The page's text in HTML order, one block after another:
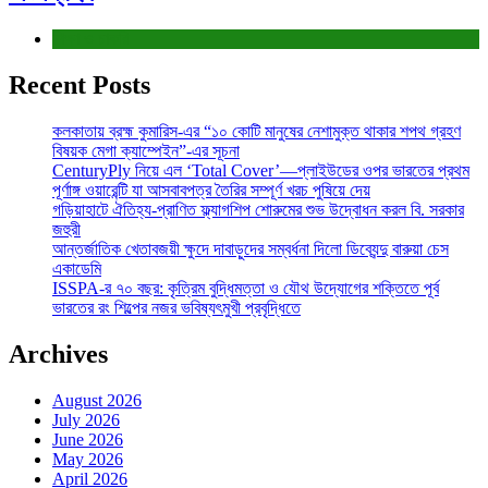
Recent Posts
কলকাতায় ব্রহ্ম কুমারিস-এর “১০ কোটি মানুষের নেশামুক্ত থাকার শপথ গ্রহণ
বিষয়ক মেগা ক্যাম্পেইন”-এর সূচনা
CenturyPly নিয়ে এল ‘Total Cover’—প্লাইউডের ওপর ভারতের প্রথম
পূর্ণাঙ্গ ওয়ারেন্টি যা আসবাবপত্র তৈরির সম্পূর্ণ খরচ পুষিয়ে দেয়
গড়িয়াহাটে ঐতিহ্য-প্রাণিত ফ্ল্যাগশিপ শোরুমের শুভ উদ্বোধন করল বি. সরকার
জহুরী
আন্তর্জাতিক খেতাবজয়ী ক্ষুদে দাবাড়ুদের সম্বর্ধনা দিলো ডিব্যেন্দু বারুয়া চেস
একাডেমি
ISSPA-র ৭০ বছর: কৃত্রিম বুদ্ধিমত্তা ও যৌথ উদ্যোগের শক্তিতে পূর্ব
ভারতের রং শিল্পের নজর ভবিষ্যৎমুখী প্রবৃদ্ধিতে
Archives
August 2026
July 2026
June 2026
May 2026
April 2026